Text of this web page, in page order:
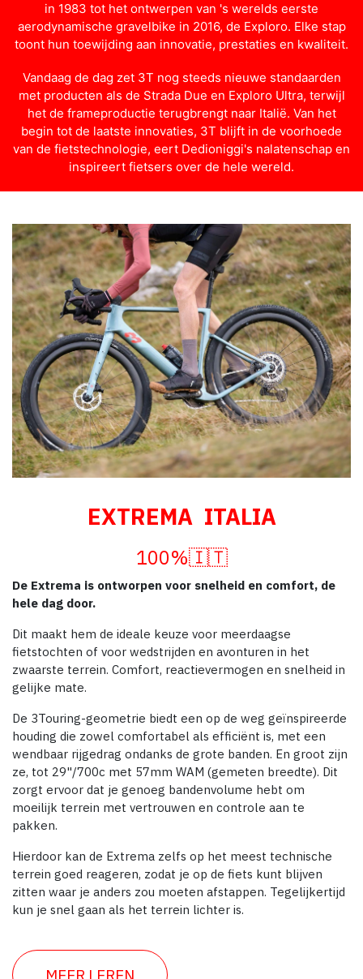
in 1983 tot het ontwerpen van 's werelds eerste
aerodynamische gravelbike in 2016, de Exploro. Elke stap
toont hun toewijding aan innovatie, prestaties en kwaliteit.
Vandaag de dag zet 3T nog steeds nieuwe standaarden
met producten als de Strada Due en Exploro Ultra, terwijl
het de frameproductie terugbrengt naar Italië. Van het
begin tot de laatste innovaties, 3T blijft in de voorhoede
van de fietstechnologie, eert Dedioniggi's nalatenschap en
inspireert fietsers over de hele wereld.
EXTREMA ITALIA
100%🇮🇹
De Extrema is ontworpen voor snelheid en comfort, de
hele dag door.
Dit maakt hem de ideale keuze voor meerdaagse
fietstochten of voor wedstrijden en avonturen in het
zwaarste terrein. Comfort, reactievermogen en snelheid in
gelijke mate.
De 3Touring-geometrie biedt een op de weg geïnspireerde
houding die zowel comfortabel als efficiënt is, met een
wendbaar rijgedrag ondanks de grote banden. En groot zijn
ze, tot 29"/700c met 57mm WAM (gemeten breedte). Dit
zorgt ervoor dat je genoeg bandenvolume hebt om
moeilijk terrein met vertrouwen en controle aan te
pakken.
Hierdoor kan de Extrema zelfs op het meest technische
terrein goed reageren, zodat je op de fiets kunt blijven
zitten waar je anders zou moeten afstappen. Tegelijkertijd
kun je snel gaan als het terrein lichter is.
MEER LEREN